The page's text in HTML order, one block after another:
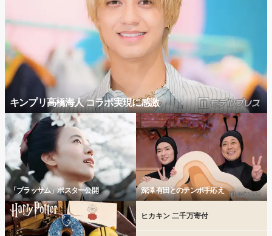
キンプリ高橋海人 コラボ実現に感激
「ブラッサム」ポスター公開 深澤 有田とのテンポ手応え
ヒカキン 二千万寄付